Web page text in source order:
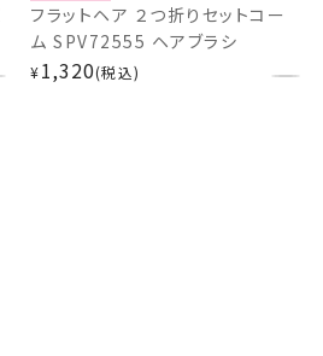
フラットヘア ２つ折りセットコー
ム SPV72555 ヘアブラシ
¥1,320 税込